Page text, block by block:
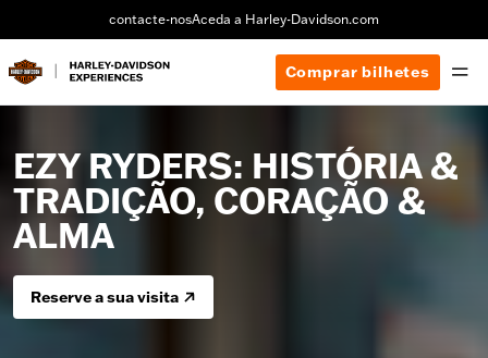
contacte-nosAceda a Harley-Davidson.com
Comprar bilhetes
EZY RYDERS: HISTÓRIA &
TRADIÇÃO, CORAÇÃO &
ALMA
Reserve a sua visita